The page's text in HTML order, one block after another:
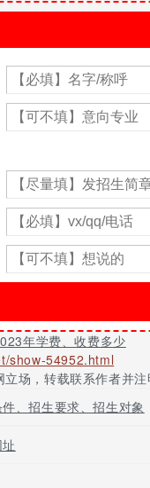
册，生均283册;阅览
以宽带方式和互联网
，就业率为100﹪，对
的，存在不同，也是因
年学费、收费多少
show-54952.html
场，转载联系作者并
、招生要求、招生对象